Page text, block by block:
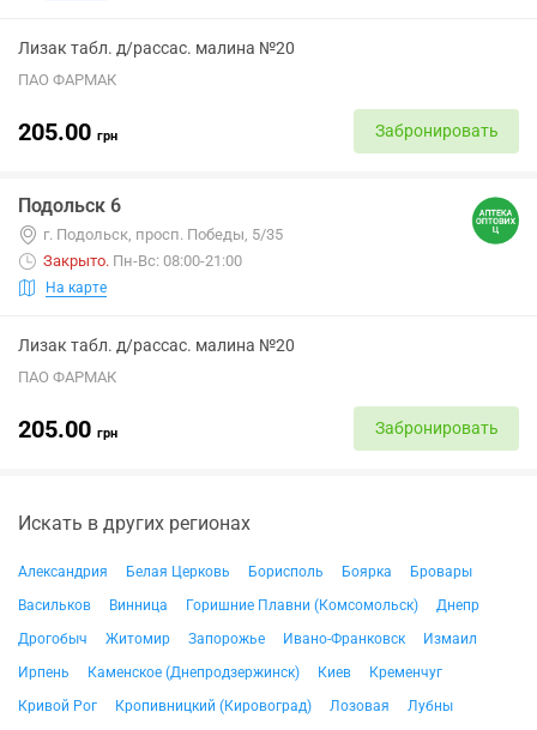
Лизак табл. д/рассас. малина №20
ПАО ФАРМАК
205.00 грн Забронировать
Подольск 6
г. Подольск, просп. Победы, 5/35
Закрыто. Пн-Вс: 08:00-21:00
На карте
Лизак табл. д/рассас. малина №20
ПАО ФАРМАК
205.00 грн Забронировать
Искать в других регионах
Александрия Белая Церковь Борисполь Боярка
Бровары
Васильков
Винница Горишние Плавни (Комсомольск)
Днепр
Дрогобыч
Житомир Запорожье Ивано-Франковск
Измаил
Ирпень
Каменское (Днепродзержинск) Киев
Кременчуг
Кривой Рог
Кропивницкий (Кировоград) Лозовая
Лубны